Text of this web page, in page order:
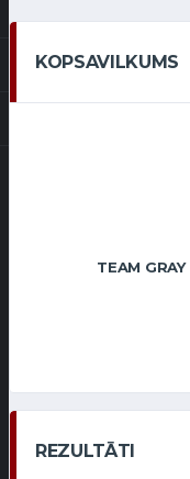
KOPSAVILKUMS
TEAM GRAY
REZULTĀTI